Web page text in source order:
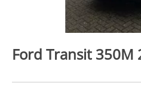
Ford Transit 350M